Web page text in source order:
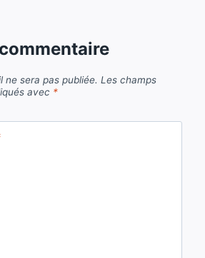
ne sera pas publiée. Les champs
avec *